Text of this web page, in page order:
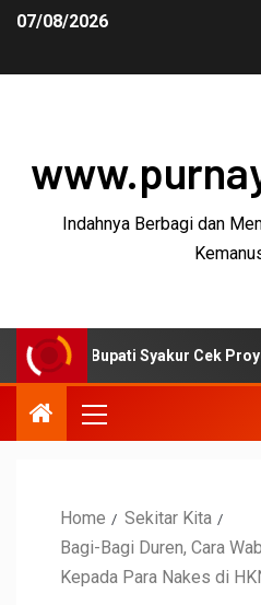
07/08/2026
Indahnya Berbagi dan
Syakur Cek Proyek
Home
Sekitar Kita
Bagi-Bagi Duren, Cara
Kepada Para Nakes di